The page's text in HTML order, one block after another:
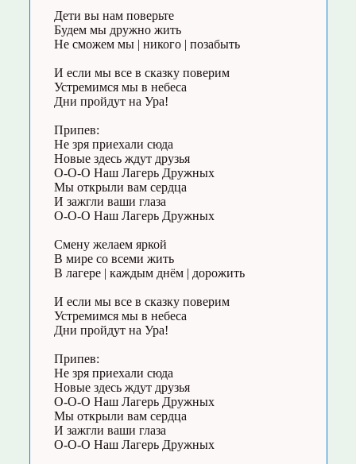
Дети вы нам поверьте
Будем мы дружно жить
Не сможем мы | никого | позабыть
И если мы все в сказку поверим
Устремимся мы в небеса
Дни пройдут на Ура!
Припев:
Не зря приехали сюда
Новые здесь ждут друзья
О-О-О Наш Лагерь Дружных
Мы открыли вам сердца
И зажгли ваши глаза
О-О-О Наш Лагерь Дружных
Смену желаем яркой
В мире со всеми жить
В лагере | каждым днём | дорожить
И если мы все в сказку поверим
Устремимся мы в небеса
Дни пройдут на Ура!
Припев:
Не зря приехали сюда
Новые здесь ждут друзья
О-О-О Наш Лагерь Дружных
Мы открыли вам сердца
И зажгли ваши глаза
О-О-О Наш Лагерь Дружных